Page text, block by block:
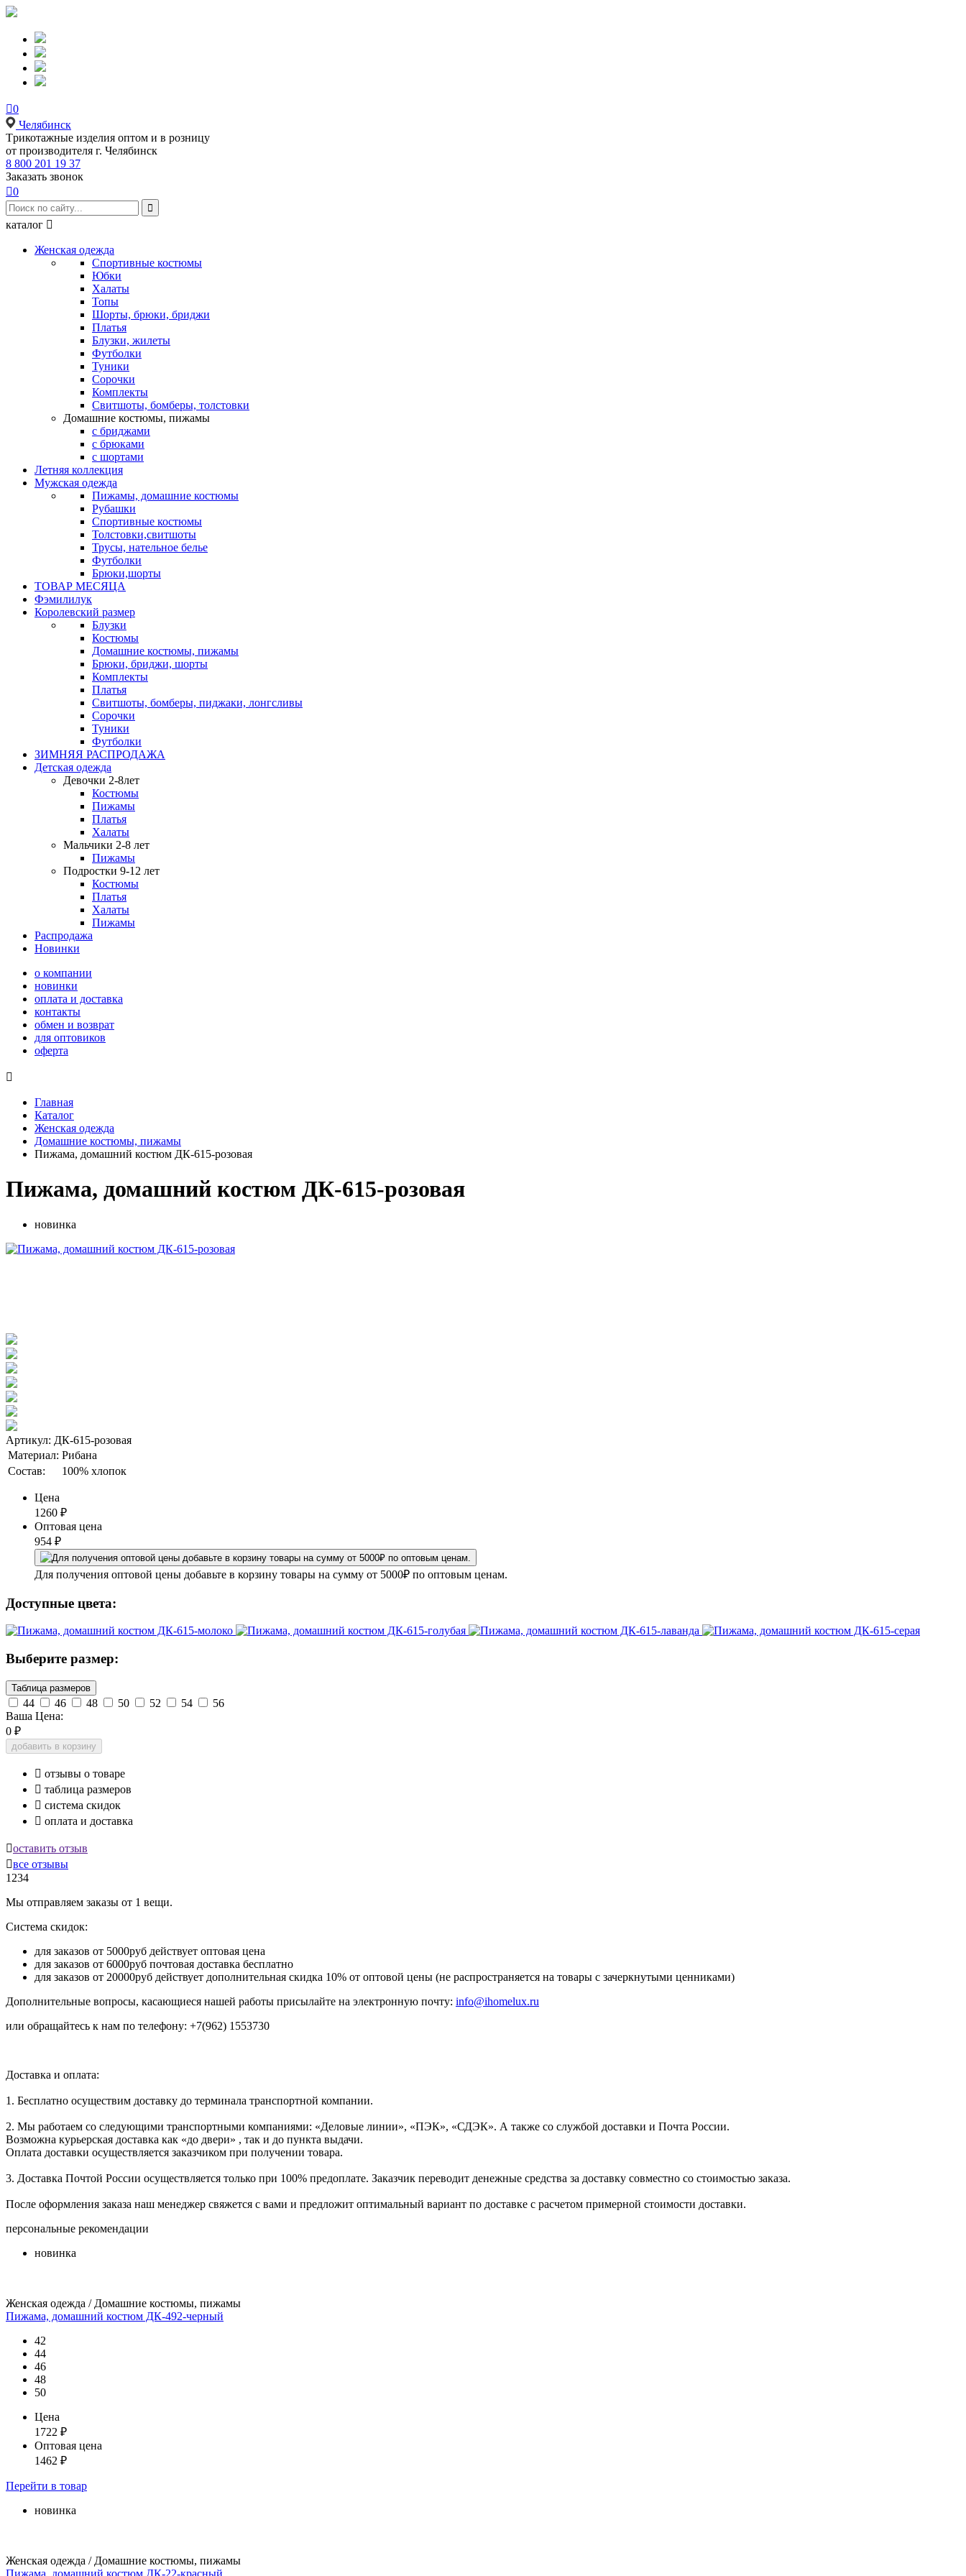
0
Челябинск
Tрикотажные изделия оптом и в розницу
от производителя г. Челябинск
8 800 201 19 37
Заказать звонок
0

каталог 
Женская одежда
Спортивные костюмы
Юбки
Халаты
Топы
Шорты, брюки, бриджи
Платья
Блузки, жилеты
Футболки
Туники
Сорочки
Комплекты
Свитшоты, бомберы, толстовки
Домашние костюмы, пижамы
с бриджами
с брюками
с шортами
Летняя коллекция
Мужская одежда
Пижамы, домашние костюмы
Рубашки
Спортивные костюмы
Толстовки,свитшоты
Трусы, нательное белье
Футболки
Брюки,шорты
ТОВАР МЕСЯЦА
Фэмилилук
Королевский размер
Блузки
Костюмы
Домашние костюмы, пижамы
Брюки, бриджи, шорты
Комплекты
Платья
Свитшоты, бомберы, пиджаки, лонгсливы
Сорочки
Туники
Футболки
ЗИМНЯЯ РАСПРОДАЖА
Детская одежда
Девочки 2-8лет
Костюмы
Пижамы
Платья
Халаты
Мальчики 2-8 лет
Пижамы
Подростки 9-12 лет
Костюмы
Платья
Халаты
Пижамы
Распродажа
Новинки
о компании
новинки
оплата и доставка
контакты
обмен и возврат
для оптовиков
оферта

Главная
Каталог
Женская одежда
Домашние костюмы, пижамы
Пижама, домашний костюм ДК-615-розовая
Пижама, домашний костюм ДК-615-розовая
новинка
Артикул: ДК-615-розовая
Материал: Рибана
Состав:
100% хлопок
Цена
1260 ₽
Оптовая цена
954 ₽
Для получения оптовой цены добавьте в корзину товары на сумму от 5000₽ по оптовым ценам.
Доступные цвета:
Выберите размер:
Таблица размеров
44 46 48 50 52 54
56
Ваша Цена:
0 ₽
добавить в корзину
 отзывы о товаре
 таблица размеров
 система скидок
 оплата и доставка
оставить отзыв
все отзывы
1234
Мы отправляем заказы от 1 вещи.
Система скидок:
для заказов от 5000руб действует оптовая цена
для заказов от 6000руб почтовая доставка бесплатно
для заказов от 20000руб действует дополнительная скидка 10% от оптовой цены (не распространяется на товары с зачеркнутыми ценниками)
Дополнительные вопросы, касающиеся нашей работы присылайте на электронную почту: info@ihomelux.ru
или обращайтесь к нам по телефону: +7(962) 1553730
Доставка и оплата:
1. Бесплатно осуществим доставку до терминала транспортной компании.
2. Мы работаем со следующими транспортными компаниями: «Деловые линии», «ПЭК», «СДЭК». А также со службой доставки и Почта России.
Возможна курьерская доставка как «до двери» , так и до пункта выдачи.
Оплата доставки осуществляется заказчиком при получении товара.
3. Доставка Почтой России осуществляется только при 100% предоплате. Заказчик переводит денежные средства за доставку совместно со стоимостью заказа.
После оформления заказа наш менеджер свяжется с вами и предложит оптимальный вариант по доставке с расчетом примерной стоимости доставки.
персональные рекомендации
новинка
Женская одежда / Домашние костюмы, пижамы
Пижама, домашний костюм ДК-492-черный
42
44
46
48
50
Цена
1722 ₽
Оптовая цена
1462 ₽
Перейти в товар
новинка
Женская одежда / Домашние костюмы, пижамы
Пижама, домашний костюм ДК-22-красный